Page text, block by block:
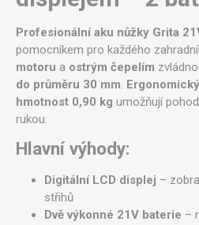
Profesionální aku nůžky Grita
pomocníkem pro každého
motoru a ostrým čepelím
do průměru 30 mm.
hmotnost 0,90 kg umožňují
rukou.
Hlavní výhody:
Digitální LCD displej –
střihů
Dvě výkonné 21V baterie –